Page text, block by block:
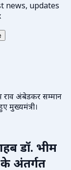
news, updates
राव अंबेडकर सम्मान
मुख्यमंत्री।
डॉ. भीम
अंतर्गत